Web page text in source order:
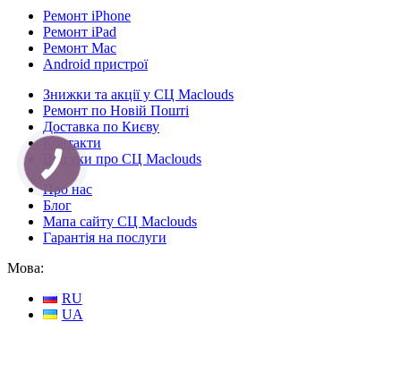
Ремонт iPhone
Ремонт iPad
Ремонт Mac
Android пристрої
Знижки та акції у СЦ Maclouds
Ремонт по Новій Пошті
Доставка по Києву
Контакти
Відгуки про СЦ Maclouds
Про нас
Блог
Мапа сайту СЦ Maclouds
Гарантія на послуги
Мова:
RU
UA
КНОПКА
СВЯЗИ